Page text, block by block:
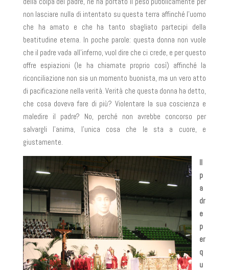
non lasciare nulla di intentato su questa terra affinché l’uomo
che ha amato e che ha tanto sbagliato partecipi della
beatitudine eterna. In poche parole: questa donna non vuole
che il padre vada all’inferno, vuol dire che ci crede, e per questo
offre espiazioni (le ha chiamate proprio così) affinché la
riconciliazione non sia un momento buonista, ma un vero atto
di pacificazione nella verità. Verità che questa donna ha detto,
che cosa doveva fare di più? Violentare la sua coscienza e
maledire il padre? No, perché non avrebbe concorso per
salvargli l’anima, l’unica cosa che le sta a cuore, e
giustamente.
Il
p
a
dr
e
p
er
q
u